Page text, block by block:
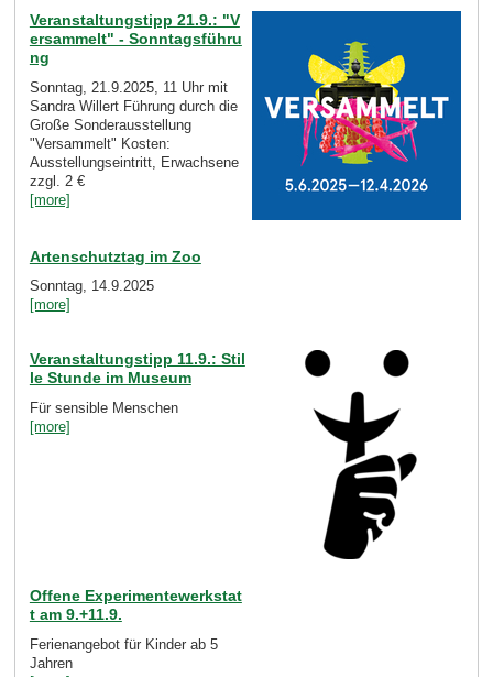
Veranstaltungstipp 21.9.: "V
ersammelt" - Sonntagsführu
ng
Sonntag, 21.9.2025, 11 Uhr mit
Sandra Willert Führung durch die
Große Sonderausstellung
"Versammelt" Kosten:
Ausstellungseintritt, Erwachsene
zzgl. 2 €
[more]
Artenschutztag im Zoo
Sonntag, 14.9.2025
[more]
Veranstaltungstipp 11.9.: Stil
le Stunde im Museum
Für sensible Menschen
[more]
Offene Experimentewerkstat
t am 9.+11.9.
Ferienangebot für Kinder ab 5
Jahren